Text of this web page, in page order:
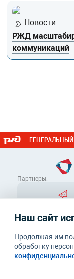
Новости
РЖД
коммуникаций
Партнеры:
Контакты
Наш сайт
Продолжая им
обработку